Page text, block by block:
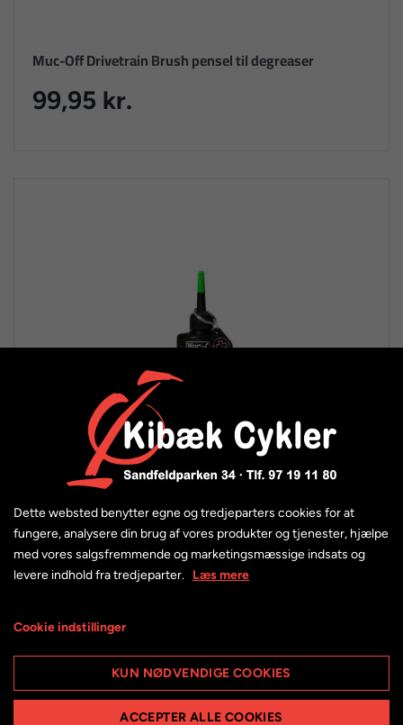
Muc-Off Drivetrain Brush pensel til degreaser
99,95 kr.
149,00 kr.
Dette websted benytter egne og tredjeparters cookies for at
fungere, analysere din brug af vores produkter og tjenester, hjælpe
med vores salgsfremmende og marketingsmæssige indsats og
levere indhold fra tredjeparter. Læs mere
Cookie indstillinger
KUN NØDVENDIGE COOKIES
ACCEPTER ALLE COOKIES